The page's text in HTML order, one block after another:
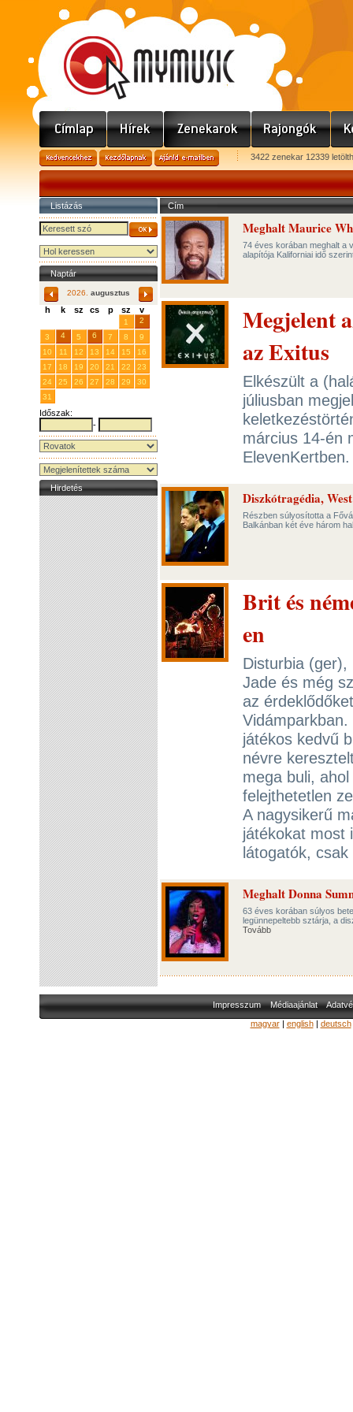
3422 zenekar 12339
Listázás
Naptár
2026. augusztus
h k sz cs p sz v
1
2
3
4 5 6 7 8
9
10
11 12 13 14 15
16
17
18 19 20 21 22
23
24
25 26 27 28 29
30
31
Időszak:
-
Hirdetés
Cím
Meghalt Maurice
74 éves korában meghalt a
alapítója Kaliforniai idő
Megjelent
az Exitus
Elkészült a
júliusban
március 14-én
Diszkótragédia,
Részben súlyosította a
Balkánban két éve három
Brit és
en
Disturbia
Jade és még
az
játékos kedvű
névre
mega buli,
felejthetetlen
A nagysikerű
játékokat most
látogatók,
Meghalt Donna
63 éves korában súlyos
legünnepeltebb sztárja, a
Tovább
Impresszum Médiaajánlat
magyar| english| deutsch